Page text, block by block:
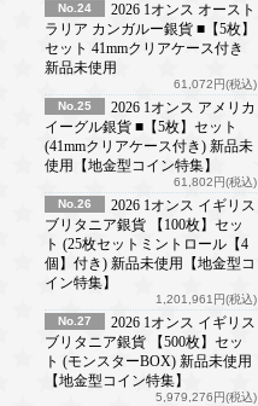
No.24
2026 1オンス オースト
ラリア カンガルー銀貨 ■【5枚】
セット 41mmクリアケース付き
新品未使用
61,072円(税込)
No.25
2026 1オンス アメリカ
イーグル銀貨 ■【5枚】セット
(41mmクリアケース付き) 新品未
使用【地金型コイン特集】
61,802円(税込)
No.26
2026 1オンス イギリス
ブリタニア銀貨 【100枚】セッ
ト (25枚セットミントロール【4
個】付き) 新品未使用【地金型コ
イン特集】
1,201,961円(税込)
No.27
2026 1オンス イギリス
ブリタニア銀貨 【500枚】セッ
ト (モンスターBOX) 新品未使用
【地金型コイン特集】
5,979,276円(税込)